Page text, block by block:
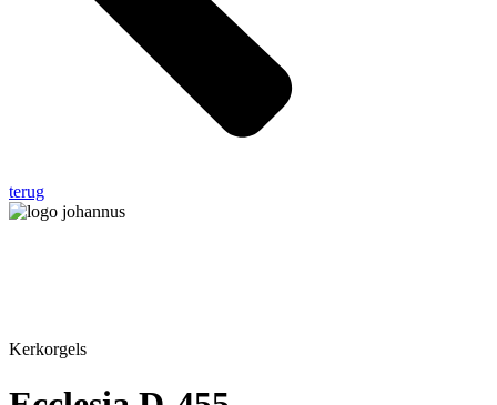
terug
Kerkorgels